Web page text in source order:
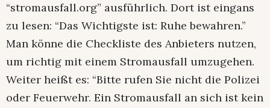
“stromausfall.org” ausführlich. Dort ist eingans
zu lesen: “Das Wichtigste ist: Ruhe bewahren.”
Man könne die Checkliste des Anbieters nutzen,
um richtig mit einem Stromausfall umzugehen.
Weiter heißt es: “Bitte rufen Sie nicht die Polizei
oder Feuerwehr. Ein Stromausfall an sich ist kein